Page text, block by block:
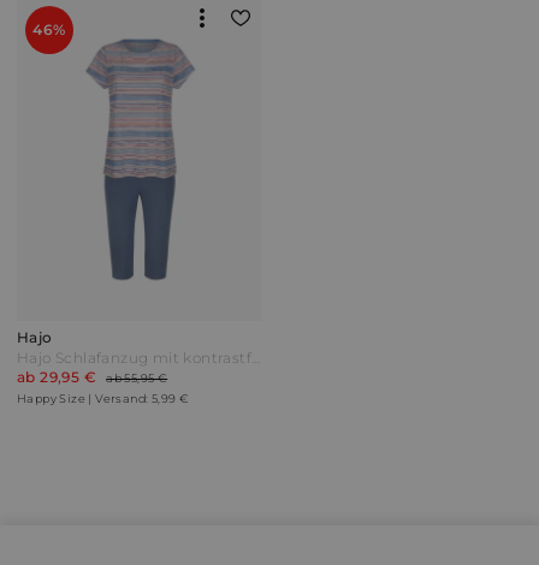
46%
Hajo
Hajo Schlafanzug mit kontrastfarbener Schnürrung im Tunnelzug Blau/Weiß/Orange
ab 29,95 €
ab 55,95 €
Happy Size | Versand: 5,99 €